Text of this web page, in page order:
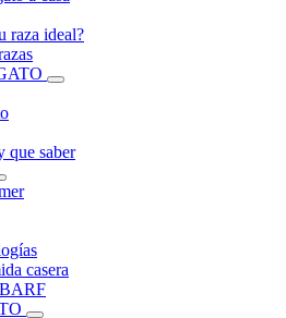
raza ideal?
que saber
casera